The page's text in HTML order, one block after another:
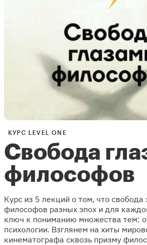
КУРС LEVEL ONE
Свобода
философов
Курс из 5 лекций о том, что свобода
философов разных эпох и для
ключ к пониманию множества тем:
психологии. Взглянем на хиты
кинематографа сквозь призму